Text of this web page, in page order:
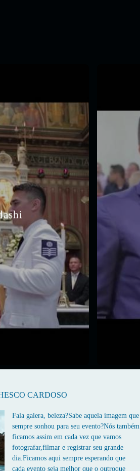
CARDOSO
Fala galera, beleza?Sabe aquela imagem que
sempre sonhou para seu evento?Nós também
ficamos assim em cada vez que vamos
fotografar,filmar e registrar seu grande
dia.Ficamos aqui sempre esperando que
cada evento seja melhor que o outroque